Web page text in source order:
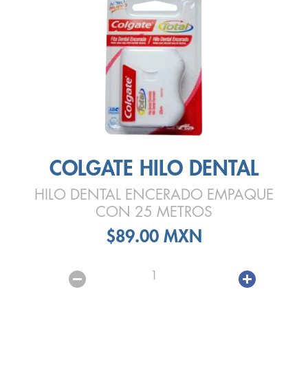
COLGATE HILO DENTAL
HILO DENTAL ENCERADO EMPAQUE
CON 25 METROS
$89.00 MXN
1